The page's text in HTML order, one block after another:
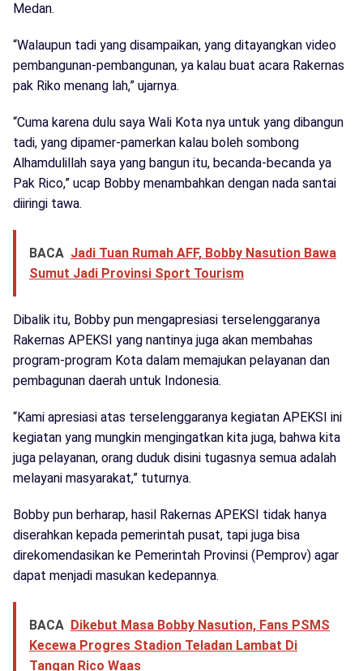
Medan.
“Walaupun tadi yang disampaikan, yang ditayangkan video
pembangunan-pembangunan, ya kalau buat acara Rakernas
pak Riko menang lah,” ujarnya.
“Cuma karena dulu saya Wali Kota nya untuk yang dibangun
tadi, yang dipamer-pamerkan kalau boleh sombong
Alhamdulillah saya yang bangun itu, becanda-becanda ya
Pak Rico,” ucap Bobby menambahkan dengan nada santai
diiringi tawa.
BACA Jadi Tuan Rumah AFF, Bobby Nasution Bawa
Sumut Jadi Provinsi Sport Tourism
Dibalik itu, Bobby pun mengapresiasi terselenggaranya
Rakernas APEKSI yang nantinya juga akan membahas
program-program Kota dalam memajukan pelayanan dan
pembagunan daerah untuk Indonesia.
“Kami apresiasi atas terselenggaranya kegiatan APEKSI ini
kegiatan yang mungkin mengingatkan kita juga, bahwa kita
juga pelayanan, orang duduk disini tugasnya semua adalah
melayani masyarakat,” tuturnya.
Bobby pun berharap, hasil Rakernas APEKSI tidak hanya
diserahkan kepada pemerintah pusat, tapi juga bisa
direkomendasikan ke Pemerintah Provinsi (Pemprov) agar
dapat menjadi masukan kedepannya.
BACA Dikebut Masa Bobby Nasution, Fans PSMS
Kecewa Progres Stadion Teladan Lambat Di
Tangan Rico Waas